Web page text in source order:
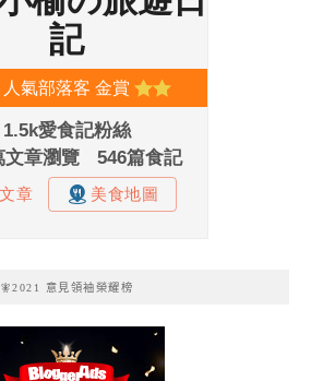
🧚2021 意見領袖榮耀榜